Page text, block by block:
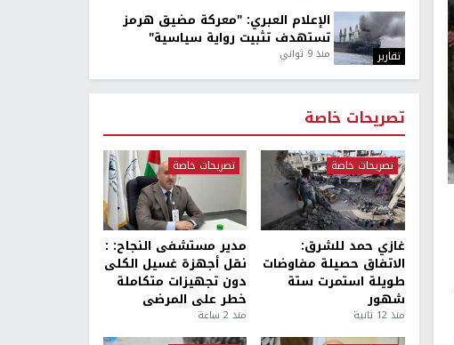
تقارير
الإعلام العبري: "معركة مضيق هرمز
تستهدف تثبيت رواية سياسية"
منذ 9 ثواني
تصريحات خاصة
تصريحات خاصة
غازي حمد للشرق:
الاتفاق حصيلة مفاوضات
طويلة استمرت ستة
شهور
منذ 12 ثانية
تصريحات خاصة
مدير مستشفى النجاح: :
نقل أجهزة غسيل الكلى
دون تجهيزات متكاملة
خطر على المرضى
منذ 2 ساعة